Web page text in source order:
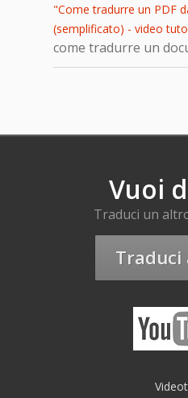
"Come tradurre un PDF
(semplificato) - video
come tradurre un
Vuoi
Traduci un
Traduci